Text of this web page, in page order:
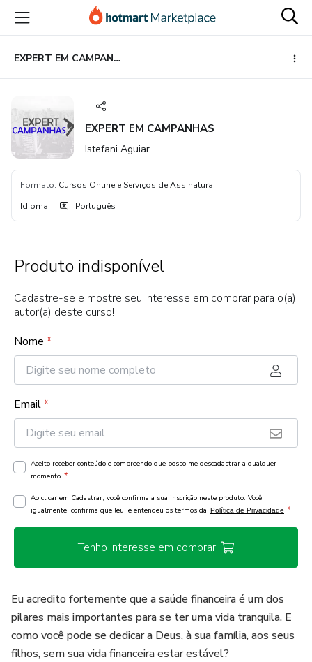
para
conteúdo
principal
para
pagamento
para
rodapé
EXPERT EM CAMPANHAS
EXPERT EM CAMPANHAS
Istefani Aguiar
Formato: Cursos Online e Serviços de Assinatura
Idioma: Português
Produto indisponível
Cadastre-se e mostre seu interesse em comprar para o(a)
autor(a) deste curso!
Nome *
Email*
Aceito receber conteúdo e compreendo que posso me descadastrar a qualquer
momento. *
Ao clicar em Cadastrar, você confirma a sua inscrição neste produto. Você,
igualmente, confirma que leu, e entendeu os termos da Política de Privacidade *
Tenho interesse em comprar!
Eu acredito fortemente que a saúde financeira é um dos
pilares mais importantes para se ter uma vida tranquila. E
como você pode se dedicar a Deus, à sua família, aos seus
filhos, sem sua vida financeira estar estável?